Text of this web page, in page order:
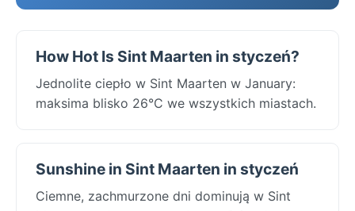
How Hot Is Sint Maarten in styczeń?
Jednolite ciepło w Sint Maarten w January:
maksima blisko 26°C we wszystkich miastach.
Sunshine in Sint Maarten in styczeń
Ciemne, zachmurzone dni dominują w Sint